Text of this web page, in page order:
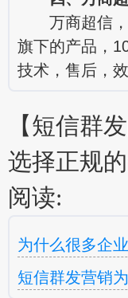
万商超信，
旗下的产品，
技术，售后，
【短信群
选择正规
阅读:
为什么很多企
短信群发营销